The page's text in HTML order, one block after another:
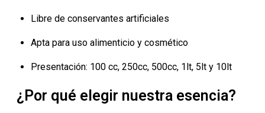
Libre de conservantes artificiales
Apta para uso alimenticio y cosmético
Presentación: 100 cc, 250cc, 500cc, 1lt, 5lt y 10lt
¿Por qué elegir nuestra esencia?